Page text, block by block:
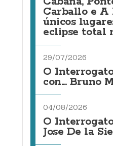
Carballo e A
únicos
eclipse total
29/07/2026
O
con... Bruno
04/08/2026
O
Jose De la